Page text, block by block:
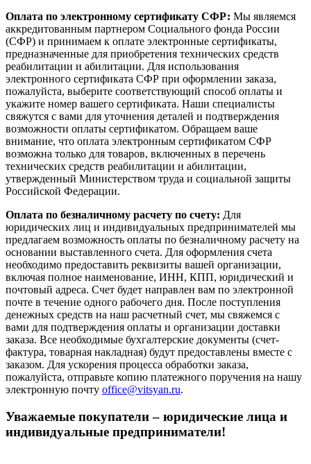
Оплата по электронному сертификату СФР: Мы являемся
аккредитованным партнером Социального фонда России
(СФР) и принимаем к оплате электронные сертификаты,
предназначенные для приобретения технических средств
реабилитации и абилитации. Для использования
электронного сертификата СФР при оформлении заказа,
пожалуйста, выберите соответствующий способ оплаты и
укажите номер вашего сертификата. Наши специалисты
свяжутся с вами для уточнения деталей и подтверждения
возможности оплаты сертификатом. Обращаем ваше
внимание, что оплата электронным сертификатом СФР
возможна только для товаров, включенных в перечень
технических средств реабилитации и абилитации,
утвержденный Министерством труда и социальной защиты
Российской Федерации.
Оплата по безналичному расчету по счету: Для
юридических лиц и индивидуальных предпринимателей мы
предлагаем возможность оплаты по безналичному расчету на
основании выставленного счета. Для оформления счета
необходимо предоставить реквизиты вашей организации,
включая полное наименование, ИНН, КПП, юридический и
почтовый адреса. Счет будет направлен вам по электронной
почте в течение одного рабочего дня. После поступления
денежных средств на наш расчетный счет, мы свяжемся с
вами для подтверждения оплаты и организации доставки
заказа. Все необходимые бухгалтерские документы (счет-
фактура, товарная накладная) будут предоставлены вместе с
заказом. Для ускорения процесса обработки заказа,
пожалуйста, отправьте копию платежного поручения на нашу
электронную почту office@vitsyan.ru.
Уважаемые покупатели – юридические лица и
индивидуальные предприниматели!